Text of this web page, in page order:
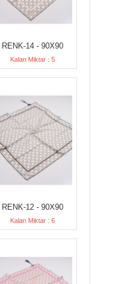
RENK-14 - 90X90
Kalan Miktar : 5
RENK-12 - 90X90
Kalan Miktar : 6